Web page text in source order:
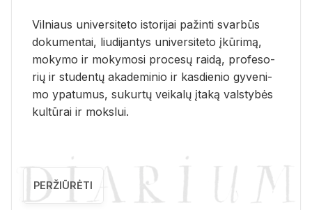
Vil­niaus uni­ver­si­te­to is­to­ri­jai pa­žin­ti svar­būs
do­ku­men­tai, liu­di­jan­tys uni­ver­si­te­to įkū­ri­mą,
mo­ky­mo ir mo­ky­mo­si pro­ce­sų rai­dą, pro­fe­so­
rių ir stu­den­tų aka­de­mi­nio ir kas­die­nio gy­ve­ni­
mo ypa­tu­mus, su­kur­tų vei­ka­lų įta­ką vals­ty­bės
kul­tū­rai ir moks­lui.
PERŽIŪRĖTI